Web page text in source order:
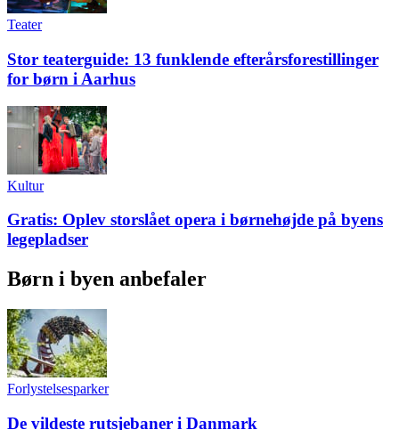
Teater
Stor teaterguide: 13 funklende efterårsforestillinger
for børn i Aarhus
Kultur
Gratis: Oplev storslået opera i børnehøjde på byens
legepladser
Børn i byen anbefaler
Forlystelsesparker
De vildeste rutsjebaner i Danmark